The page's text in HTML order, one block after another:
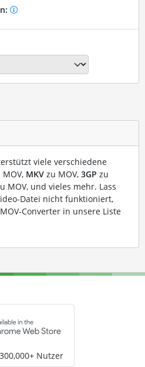
viele verschiedene
MKVzu MOV, 3GP zu
MOV, und vieles mehr. Lass
Datei nicht funktioniert,
Converter in unsere Liste
300,000+ Nutzer